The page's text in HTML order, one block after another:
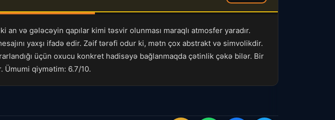
və gələcəyin qapılar kimi təsvir olunması maraqlı atmosfer yaradır.
yaxşı ifadə edir. Zəif tərəfi odur ki, mətn çox abstrakt və simvolikdir.
üçün oxucu konkret hadisəyə bağlanmaqda çətinlik çəkə bilər. Bir
Ümumi qiymətim: 6.7/10.